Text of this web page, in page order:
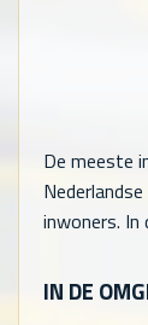
De meeste
inwoners. In
IN DE